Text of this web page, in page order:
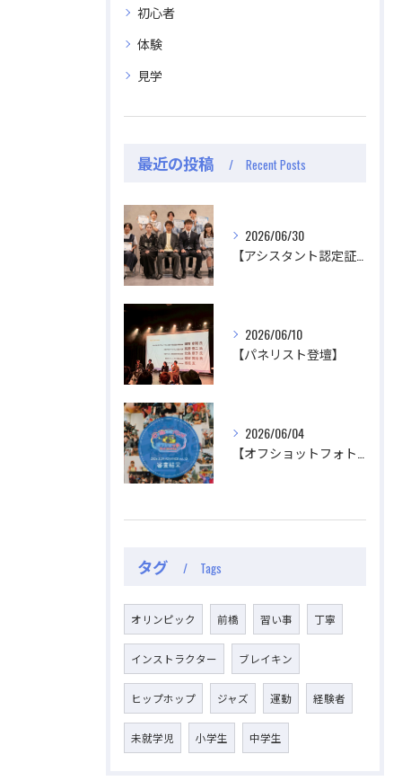
初心者
体験
見学
最近の投稿 Recent Posts
2026/06/30
2026/06/10
【パネリスト登壇】
2026/06/04
タグ Tags
オリンピック 前橋 習い事 丁寧
インストラクター ブレイキン
ヒップホップ ジャズ 運動 経験者
未就学児 小学生 中学生
公式ラジオ番組「ダンスのとなり」スタート！ スタ
ジオのこと、先生たちのことなどゆるく配信中
視聴する
公式ラジオ番組「ダンスのとなり」スタート！ スタ
ジオのこと、先生たちのことなどゆるく配信中
視聴する